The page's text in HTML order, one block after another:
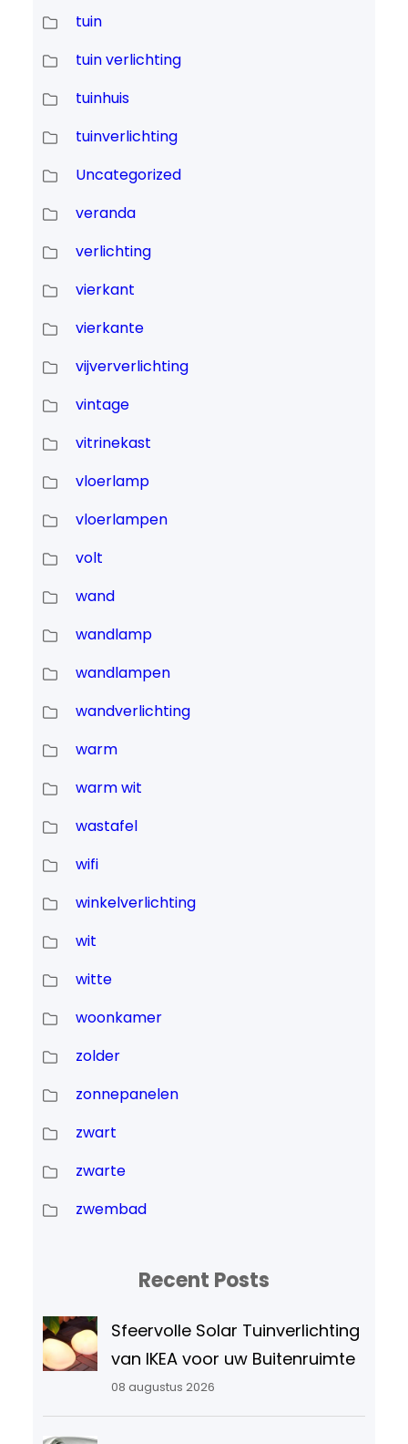
tuin
tuin verlichting
tuinhuis
tuinverlichting
Uncategorized
veranda
verlichting
vierkant
vierkante
vijververlichting
vintage
vitrinekast
vloerlamp
vloerlampen
volt
wand
wandlamp
wandlampen
wandverlichting
warm
warm wit
wastafel
wifi
winkelverlichting
wit
witte
woonkamer
zolder
zonnepanelen
zwart
zwarte
zwembad
Recent Posts
Sfeervolle Solar Tuinverlichting
van IKEA voor uw Buitenruimte
08 augustus 2026